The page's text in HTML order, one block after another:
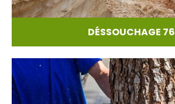
DÉSSOUCHAGE 76